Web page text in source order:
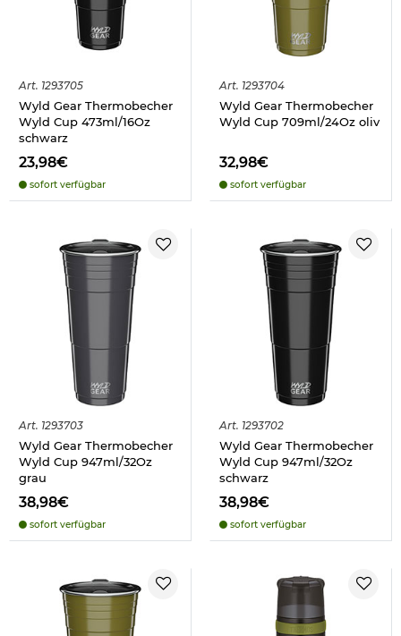
Art. 1293705
Wyld Gear Thermobecher
Wyld Cup 473ml/16Oz
schwarz
23,98€
sofort verfügbar
Art. 1293704
Wyld Gear Thermobecher
Wyld Cup 709ml/24Oz oliv
32,98€
sofort verfügbar
Art. 1293703
Wyld Gear Thermobecher
Wyld Cup 947ml/32Oz
grau
38,98€
sofort verfügbar
Art. 1293702
Wyld Gear Thermobecher
Wyld Cup 947ml/32Oz
schwarz
38,98€
sofort verfügbar